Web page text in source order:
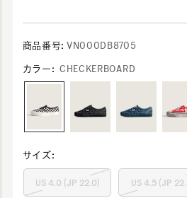
商品番号: VN000DB8705
カラー: CHECKERBOARD
サイズ:
US 4.0 (JP 22.0) US 4.5 (JP